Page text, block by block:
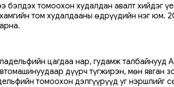
томоохон худалдан авалт хийдэг
том худалдааны өдрүүдийн нэг юм.
цагдаа нар, гудамж талбайнууд
дүүрч түгжирэн, мөн явган
томоохон дэлгүүрүүд уг нэршлийг